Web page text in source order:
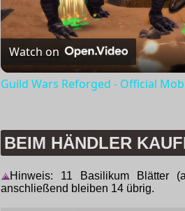
Watch on
Guild Wars Reforged - Official
BEIM HÄNDLER
Hinweis: 11 Basilikum Blätter
anschließend bleiben 14 übrig.